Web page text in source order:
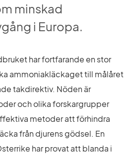
minskad
i Europa.
har fortfarande en stor
ammoniakläckaget till målåret
takdirektiv. Nöden är
och olika forskargrupper
metoder att förhindra
från djurens gödsel. En
har provat att blanda i